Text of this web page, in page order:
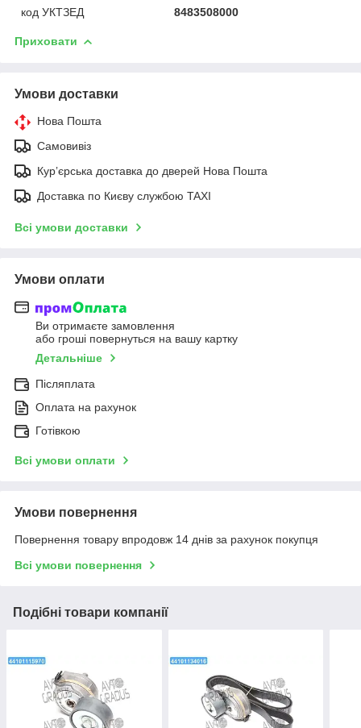
код УКТЗЕД
8483508000
Приховати
Умови доставки
Нова Пошта
Самовивіз
Курʼєрська доставка до дверей Нова Пошта
Доставка по Києву службою TAXI
Всі умови доставки
Умови оплати
Ви отримаєте замовлення
або гроші повернуться на вашу картку
Детальніше
Післяплата
Оплата на рахунок
Готівкою
Всі умови оплати
Умови повернення
Повернення товару впродовж 14 днів за рахунок покупця
Всі умови повернення
Подібні товари компанії